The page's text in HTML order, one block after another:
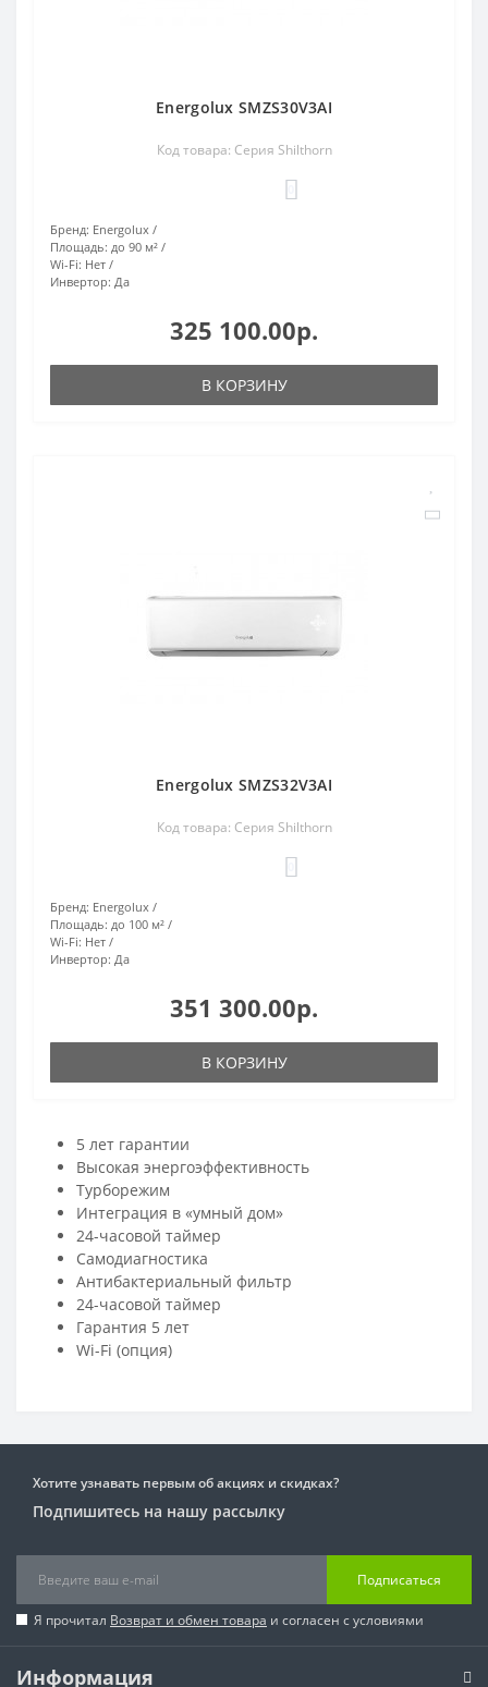
Energolux SMZS30V3AI
Код товара: Серия Shilthorn
Бренд: Energolux
Площадь: до 90 м²
Wi-Fi: Нет
Инвертор: Да
325 100.00р.
В КОРЗИНУ
Energolux SMZS32V3AI
Код товара: Серия Shilthorn
Бренд: Energolux
Площадь: до 100 м²
Wi-Fi: Нет
Инвертор: Да
351 300.00р.
В КОРЗИНУ
5 лет гарантии
Высокая энергоэффективность
Турборежим
Интеграция в «умный дом»
24-часовой таймер
Самодиагностика
Антибактериальный фильтр
24-часовой таймер
Гарантия 5 лет
Wi-Fi (опция)
Хотите узнавать первым об акциях и скидках?
Подпишитесь на нашу рассылку
Подписаться
Я прочитал Возврат и обмен товара и согласен с условиями
Информация